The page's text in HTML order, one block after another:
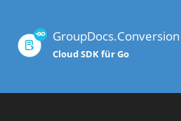
GroupDocs.Conversion
Cloud SDK für Go